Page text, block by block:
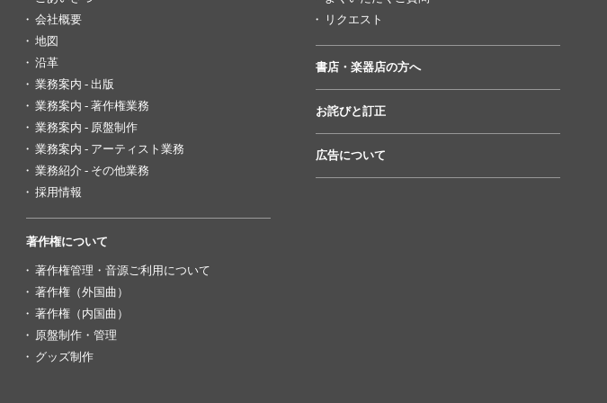
会社概要
地図
沿革
業務案内 - 出版
業務案内 - 著作権業務
業務案内 - 原盤制作
業務案内 - アーティスト業務
業務紹介 - その他業務
採用情報
著作権について
著作権管理・音源ご利用について
著作権（外国曲）
著作権（内国曲）
原盤制作・管理
グッズ制作
リクエスト
書店・楽器店の方へ
お詫びと訂正
広告について